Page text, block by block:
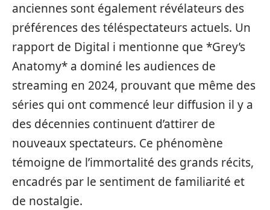
anciennes sont également révélateurs des
préférences des téléspectateurs actuels. Un
rapport de Digital i mentionne que *Grey’s
Anatomy* a dominé les audiences de
streaming en 2024, prouvant que même des
séries qui ont commencé leur diffusion il y a
des décennies continuent d’attirer de
nouveaux spectateurs. Ce phénomène
témoigne de l’immortalité des grands récits,
encadrés par le sentiment de familiarité et
de nostalgie.